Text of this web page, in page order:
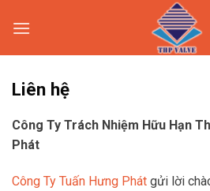
Liên hệ
Công Ty Trách Nhiệm Hữu Hạn
Phát
Công Ty Tuấn Hưng Phát gửi lời